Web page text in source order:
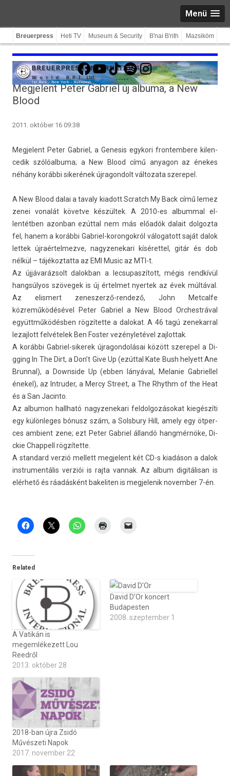
Menü
Breuerpress Heti TV Museum & Security B'nai B'rith Mazsiköm
Facebook
YouTube
TikTokSpotifyInstagram
Megjelent Peter Gabriel új albuma, a New
Blood
2011. október 16 09:38
Meg­jelent Peter Gab­riel, a Genesis egykori fron­tembere kilen­
cedik szólóal­buma; a New Blood című an­yagon az énekes
néhány korábbi sikerének újragon­dolt vál­tozata szerepel.
A New Blood dalai a tava­ly kiadott Scratch My Back című lemez
zenei vonalát követve készültek. A 2010-es al­bumm­al el­
lentétb­en azon­ban ezúttal nem más előadók dalait dol­gozta
fel, hanem a korábbi Gabriel-korongokról válogatott saját dalok
let­tek újraér­telmez­ve, nagyzenekari kíséret­tel, gitár és dob
nélkül – tájékoz­tatta az EMI Music az MTI-t.
Az újjávarázsolt dalok­ban a lec­supas­zított, mégis rendkívül
hangsúlyos szövegek is új értel­met nyer­tek az évek múltával.
Az elis­mert zeneszerző-rendező, John Met­calfe
közreműködésével Peter Gab­riel a New Blood Orchestráv­al
együttműködésben rögzítette a dalokat. A 46 tagú zenekarr­al
lezaj­lott felvételek Ben Fost­er vezényletével zaj­lottak.
A korábbi Gabriel-sikerek újragon­dolásai között szerepel a Di­
gg­ing In The Dirt, a Don’t Give Up (ezúttal Kate Bush helyett Ane
Brunn­al), a Downside Up (ebben lányával, Melanie Gab­riel­lel
énekel), az In­trud­er, a Mercy Street, a The Rhy­thm of the Heat
és a San Jacin­to.
Az al­bumon hallható nagyzenekari fel­dolgozásokat kiegészíti
egy külön­leges bónusz szám, a Sol­sbu­ry Hill, amely egy ötper­
ces am­bient zene; ezt Peter Gab­riel állandó hangmérnöke, Di­
ckie Chap­pell rögzítette.
A stan­dard verzió mel­lett meg­jelent két CD-s kiadáson a dalok
in­strumen­tális verziói is rajta van­nak. Az album digitálisan is
elérhető és ráadásként bakelit­en is meg­jelenik novemb­er 7-én.
Related
A Vatikán is
megemlékezett Lou
Reedről
2013. október 28
David D’Or koncert
Budapesten
2008. szeptember 1
2018-ban újra Zsidó
Művészeti Napok
2017. november 22